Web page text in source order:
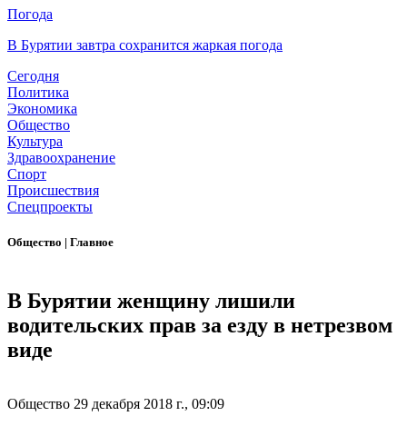
Погода
В Бурятии завтра сохранится жаркая погода
Сегодня
Политика
Экономика
Общество
Культура
Здравоохранение
Спорт
Происшествия
Спецпроекты
Общество | Главное
В Бурятии женщину лишили
водительских прав за езду в нетрезвом
виде
Общество 29 декабря 2018 г., 09:09